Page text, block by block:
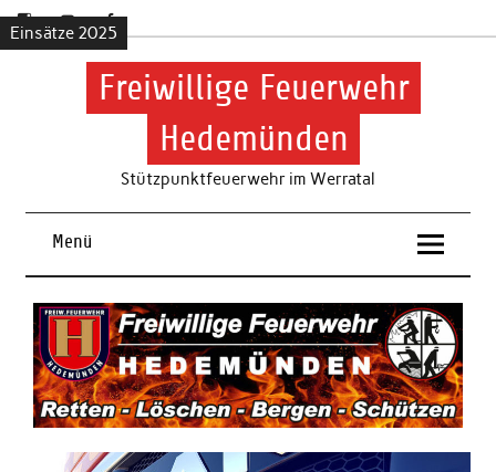
to
content
Freiwillige Feuerwehr
Hedemünden
Stützpunktfeuerwehr im Werratal
Menü
Einsätze 2025